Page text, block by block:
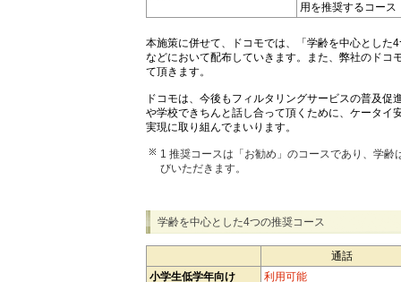
用を推奨するコース
本施策に併せて、ドコモでは、「学齢を中心とした
などにおいて配布していきます。また、弊社のドコ
て頂きます。
ドコモは、今後もフィルタリングサービスの普及
や学校できちんと話し合って頂くために、ケータイ
実現に取り組んでまいります。
1 推奨コースは「お勧め」のコースであり、学
びいただきます。
学齢を中心とした4つの推奨コース
通話
小学生低学年向け
利用可能